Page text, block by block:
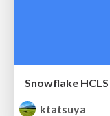
ktatsuya